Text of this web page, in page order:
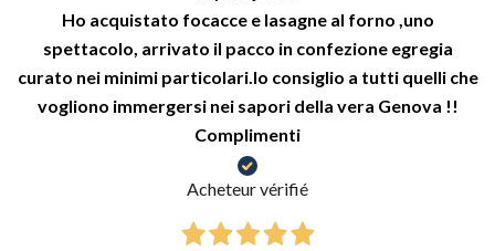
Ho acquistato focacce e lasagne al forno ,uno
spettacolo, arrivato il pacco in confezione egregia
curato nei minimi particolari.lo consiglio a tutti quelli che
vogliono immergersi nei sapori della vera Genova !!
Complimenti
Acheteur vérifié